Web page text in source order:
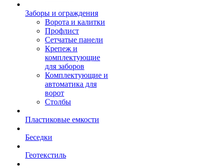
Заборы и ограждения
Ворота и калитки
Профлист
Сетчатые панели
Крепеж и
комплектующие
для заборов
Комплектующие и
автоматика для
ворот
Столбы
Пластиковые емкости
Беседки
Геотекстиль